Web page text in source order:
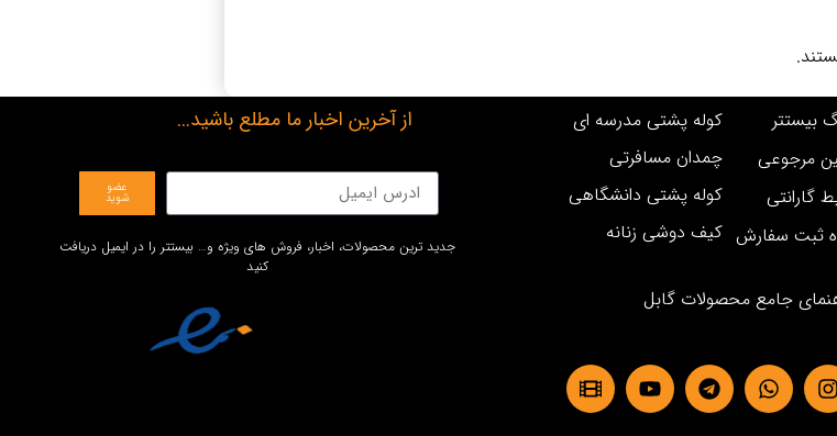
بیستتر
مرجوعی
گارانتی
ثبت سفارش
کوله پشتی مدرسه ای
چمدان مسافرتی
کوله پشتی دانشگاهی
کیف دوشی زنانه
جامع محصولات گابل
از آخرین اخبار ما مطلع باشید...
عضو
شوید
جدید ترین محصولات، اخبار، فروش های ویژه و… بیستتر را در ایمیل دریافت
کنید